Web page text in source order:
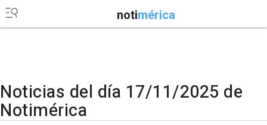
notimérica
Noticias del día 17/11/2025 de
Notimérica